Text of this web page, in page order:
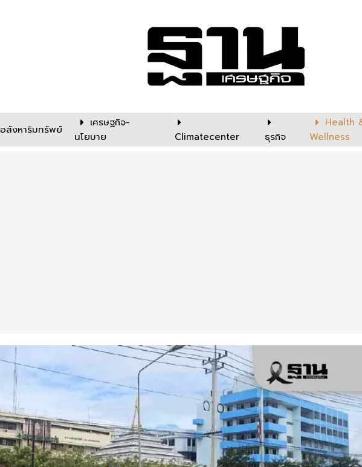
อสังหาริมทรัพย์
เศรษฐกิจ-
นโยบาย
Climatecenter ธุรกิจ
Health
Wellness